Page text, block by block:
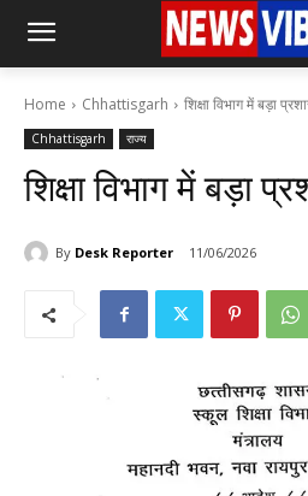
Home Chhattisgarh शिक्षा विभाग में बड़ा
Chhattisgarh राज्य
शिक्षा विभाग में बड़ा
By Desk Reporter 11/06/2026